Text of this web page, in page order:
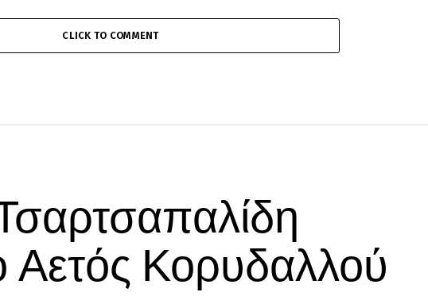
CLICK TO COMMENT
Αετός Κορυδαλλού